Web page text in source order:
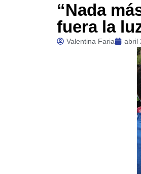
“Nada
fuera la
Valentina Faria abril